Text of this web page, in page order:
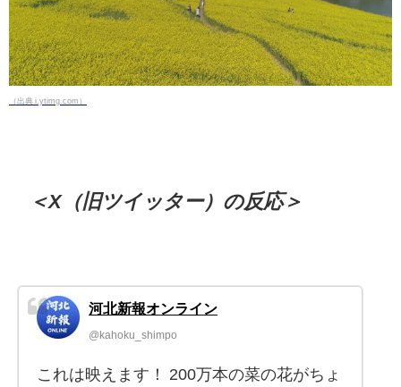
（出典 i.ytimg.com）
＜X（旧ツイッター）の反応＞
河北新報オンライン
@kahoku_shimpo
これは映えます！ 200万本の菜の花がちょ